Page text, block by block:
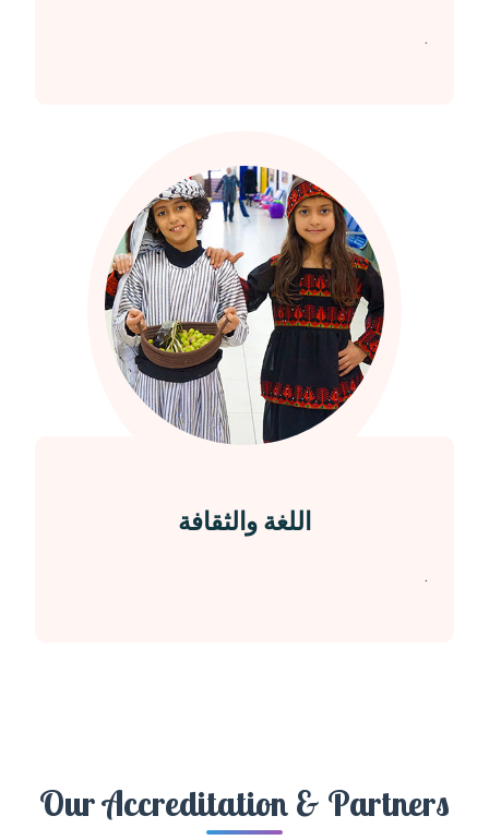
.
اللغة والثقافة
.
Our Accreditation & Partners